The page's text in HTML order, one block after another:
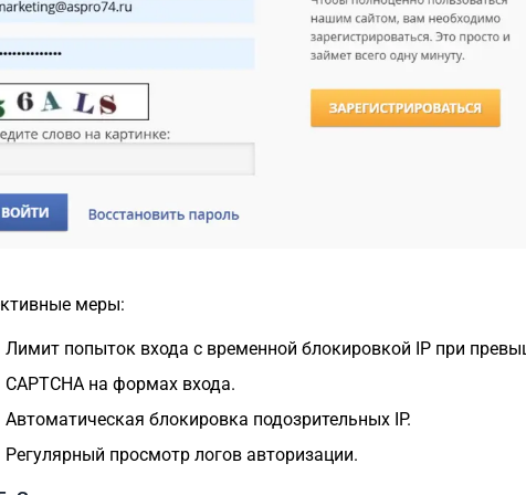
меры:
Лимит попыток входа с временной блокировкой IP при
CAPTCHA на формах входа.
Автоматическая блокировка подозрительных IP.
Регулярный просмотр логов авторизации.